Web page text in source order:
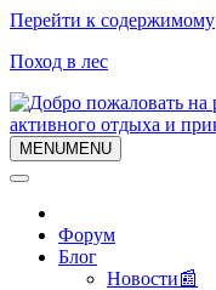
Перейти к содержимому
Поход в лес
MENUMENU
Форум
Блог
Новости📰